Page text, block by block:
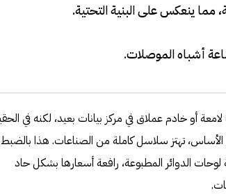
مما ينعكس على البنية التحتية.
أشباه الموصلات.
أو خادم عملاق في مركز بيانات بعيد، لكنه في
الأساس، تهتز سلاسل كاملة من الصناعات. هذا
لوحات الدوائر المطبوعة، رافعة أسعارها بشكل حاد